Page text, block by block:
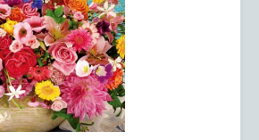
Vi, 04.11.2022 -Inspectoratul Școlar
Județean Mehedinți